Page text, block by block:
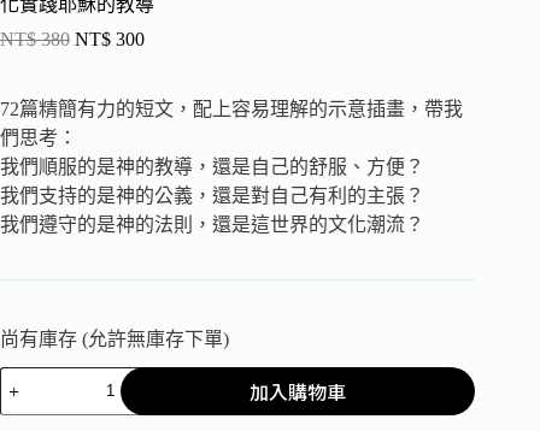
NT$380 NT$ 300
72篇精簡有力的短文，配上容易理解的示意插畫，帶我
們思考：
我們順服的是神的教導，還是自己的舒服、方便？
我們支持的是神的公義，還是對自己有利的主張？
我們遵守的是神的法則，還是這世界的文化潮流？
尚有庫存 (允許無庫存下單)
加入購物車